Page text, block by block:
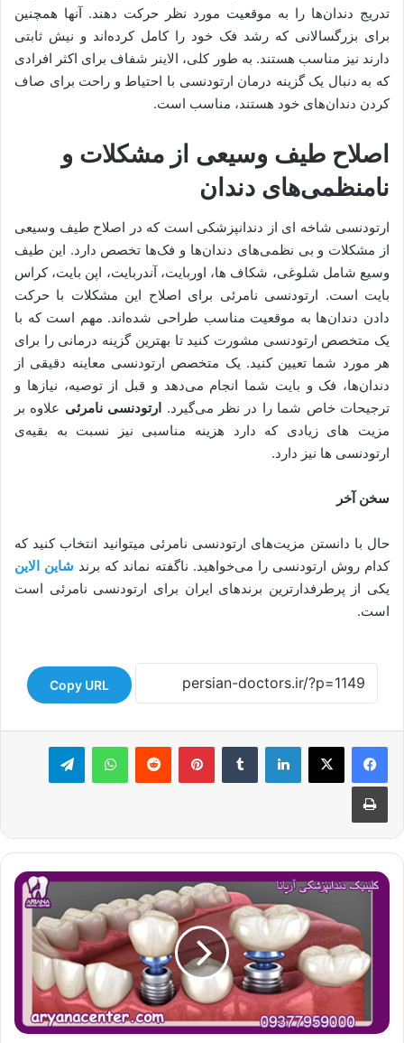
تدریج دندان‌ها را به موقعیت مورد نظر حرکت دهند. آنها همچنین
برای بزرگسالانی که رشد فک خود را کامل کرده‌اند و نیش ثابتی
دارند نیز مناسب هستند. به طور کلی، الاینر شفاف برای اکثر افرادی
که به دنبال یک گزینه درمان ارتودنسی با احتیاط و راحت برای صاف
کردن دندان‌های خود هستند، مناسب است.
اصلاح طیف وسیعی از مشکلات و
نامنظمی‌های دندان
ارتودنسی شاخه ای از دندانپزشکی است که در اصلاح طیف وسیعی
از مشکلات و بی نظمی‌های دندان‌ها و فک‌ها تخصص دارد. این طیف
وسیع شامل شلوغی، شکاف ها، اوربایت، آندربایت، اپن بایت، کراس
بایت است. ارتودنسی نامرئی برای اصلاح این مشکلات با حرکت
دادن دندان‌ها به موقعیت مناسب طراحی شده‌اند. مهم است که با
یک متخصص ارتودنسی مشورت کنید تا بهترین گزینه درمانی را برای
هر مورد شما تعیین کنید. یک متخصص ارتودنسی معاینه دقیقی از
دندان‌ها، فک و بایت شما انجام می‌دهد و قبل از توصیه، نیازها و
ترجیحات خاص شما را در نظر می‌گیرد. ارتودنسی نامرئی علاوه بر
مزیت های زیادی که دارد هزینه مناسبی نیز نسبت به بقیه‌ی
ارتودنسی ها نیز دارد.
سخن آخر
حال با دانستن مزیت‌های ارتودنسی نامرئی میتوانید انتخاب کنید که
کدام روش ارتودنسی را می‌خواهید. ناگفته نماند که برند شاین الاین
یکی از پرطرفدارترین برندهای ایران برای ارتودنسی نامرئی است
است.
Copy URL
لینکدین ‫تامبلر ‫پین‌ترست‫رددیت واتس آپ تلگرام
چاپ
ایمپلنت
ایمپلنت
دندان؟